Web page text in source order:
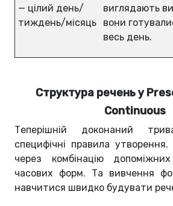
— цілий день/
тиждень/місяць
виглядають
вони
весь день.
Структура речень у
Continuous
Теперішній доконаний
специфічні правила
через комбінацію
часових форм. Та вивчення
навчитися швидко будувати